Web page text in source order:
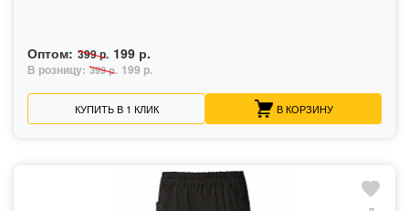
Оптом: 399 р. 199 р.
В розницу: 399 р. 199 р.
КУПИТЬ В 1 КЛИК В КОРЗИНУ